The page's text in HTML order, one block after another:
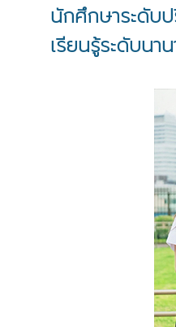
นักศึกษาระดับ
เรียนรู้ระดับน